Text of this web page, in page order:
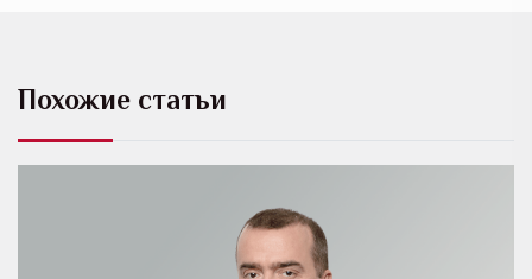
Похожие статьи